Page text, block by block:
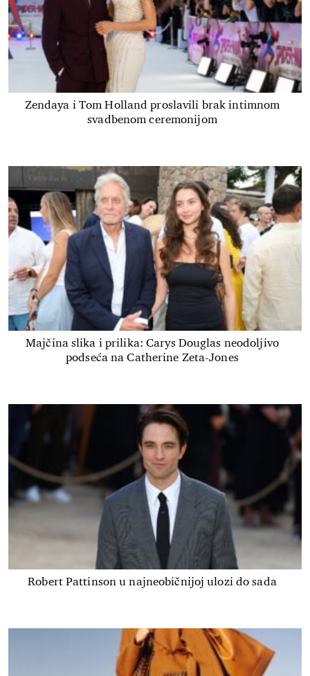
Zendaya i Tom Holland proslavili brak intimnom
svadbenom ceremonijom
Majčina slika i prilika: Carys Douglas neodoljivo
podseća na Catherine Zeta-Jones
Robert Pattinson u najneobičnijoj ulozi do sada